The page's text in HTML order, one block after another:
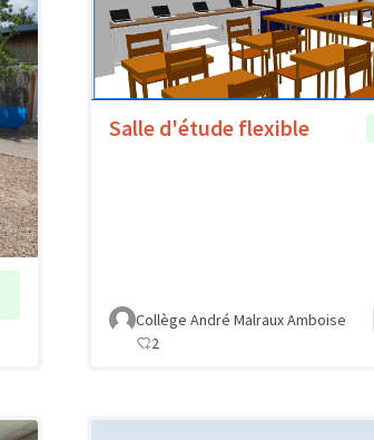
Salle d'étude flexible
Collège André Malraux Amboise
2